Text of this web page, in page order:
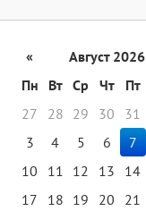
« Август 2026
Пн
Вт Ср Чт Пт
27
28 29 30 31
3
4 5 6 7
10
11 12 13 14
17
18 19 20 21